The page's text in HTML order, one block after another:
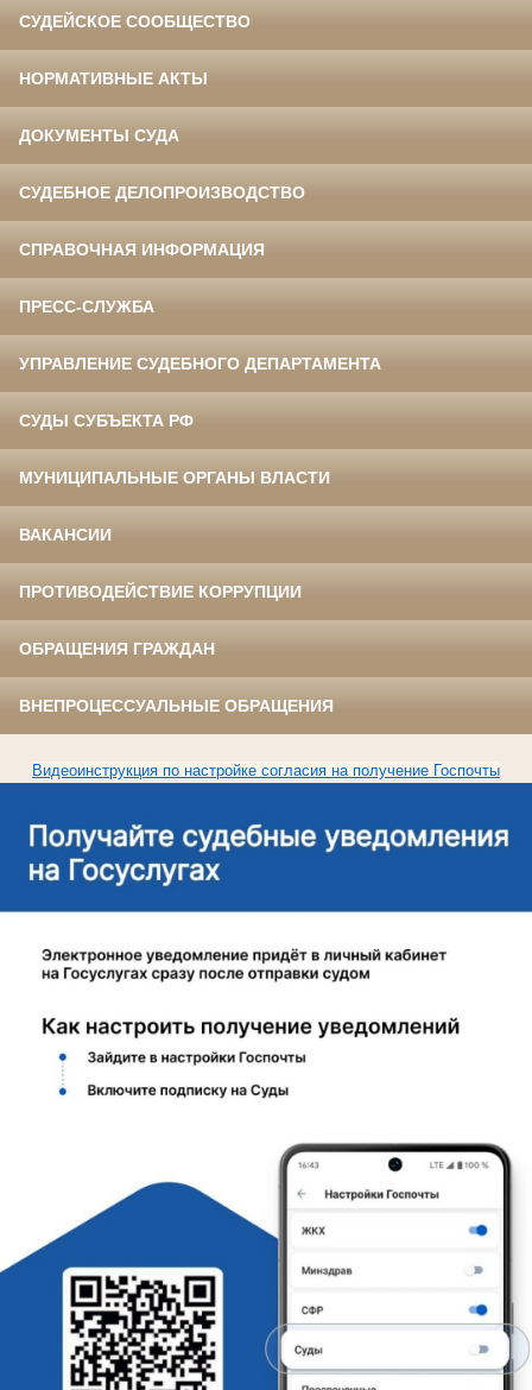
СУДЕЙСКОЕ СООБЩЕСТВО
НОРМАТИВНЫЕ АКТЫ
ДОКУМЕНТЫ СУДА
СУДЕБНОЕ ДЕЛОПРОИЗВОДСТВО
СПРАВОЧНАЯ ИНФОРМАЦИЯ
ПРЕСС-СЛУЖБА
УПРАВЛЕНИЕ СУДЕБНОГО ДЕПАРТАМЕНТА
СУДЫ СУБЪЕКТА РФ
МУНИЦИПАЛЬНЫЕ ОРГАНЫ ВЛАСТИ
ВАКАНСИИ
ПРОТИВОДЕЙСТВИЕ КОРРУПЦИИ
ОБРАЩЕНИЯ ГРАЖДАН
ВНЕПРОЦЕССУАЛЬНЫЕ ОБРАЩЕНИЯ
Видеоинструкция по настройке согласия на получение Госпочты